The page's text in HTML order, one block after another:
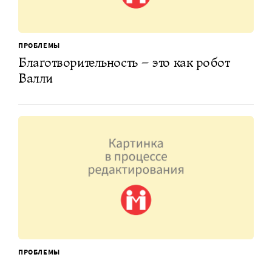
ПРОБЛЕМЫ
Благотворительность – это как робот
Валли
ПРОБЛЕМЫ